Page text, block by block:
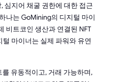
심지어 채굴 권한에 대한 접근
나는 GoMining의 디지털 마이
비트코인 생산과 연결된 NFT
마이너는 실제 파워와 유연
유동적이고, 거래 가능하며,